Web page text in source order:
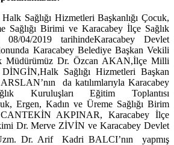
Sağlığı Hizmetleri Başkanlığı Çocuk,
Sağlığı Birimi ve Karacabey İlçe Sağlık
08/04/2019 tarihindeKaracabey Devlet
Karacabey Belediye Başkan Vekili
Müdürümüz Dr. Özcan AKAN,İlçe Milli
Sağlığı Hizmetleri Başkan
ARSLAN’nın da katılımlarıyla Karacabey
Kuruluşları Eğitim Toplantısı
Ergen, Kadın ve Üreme Sağlığı Birim
AKPINAR, Karacabey İlçe
Dr. Merve ZİVİNve Karacabey Devlet
Dr. Arif Kadri BALCI’nın yapmış